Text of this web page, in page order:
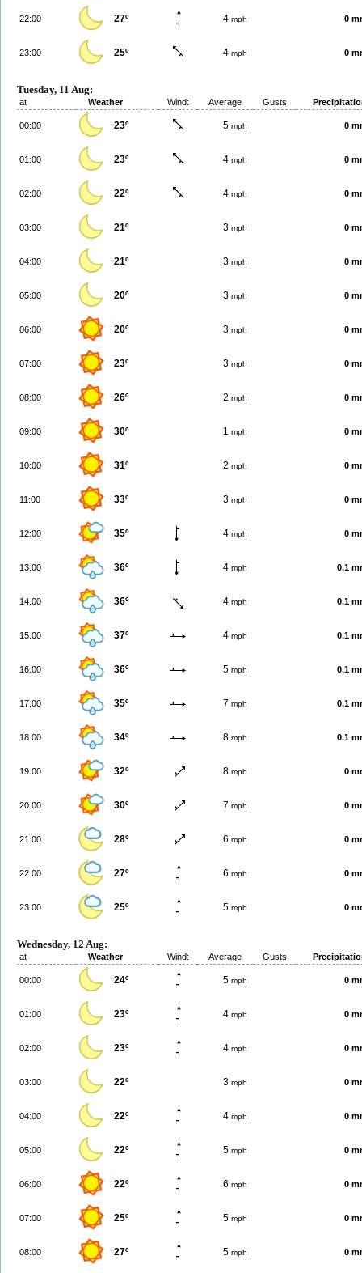
22:00 27º 4 mph 0
23:00 25º 4 mph 0
Tuesday, 11 Aug:
at Weather Wind: Average Gusts
00:00 23º 5 mph 0
01:00 23º 4 mph 0
02:00 22º 4 mph 0
03:00 21º 3 mph 0
04:00 21º 3 mph 0
05:00 20º 3 mph 0
06:00 20º 3 mph 0
07:00 23º 3 mph 0
08:00 26º 2 mph 0
09:00 30º 1 mph 0
10:00 31º 2 mph 0
11:00 33º 3 mph 0
12:00 35º 4 mph 0
13:00 36º 4 mph 0.1
14:00 36º 4 mph 0.1
15:00 37º 4 mph 0.1
16:00 36º 5 mph 0.1
17:00 35º 7 mph 0.1
18:00 34º 8 mph 0.1
19:00 32º 8 mph 0
20:00 30º 7 mph 0
21:00 28º 6 mph 0
22:00 27º 6 mph 0
23:00 25º 5 mph 0
Wednesday, 12 Aug:
at Weather Wind: Average Gusts
00:00 24º 5 mph 0
01:00 23º 4 mph 0
02:00 23º 4 mph 0
03:00 22º 3 mph 0
04:00 22º 4 mph 0
05:00 22º 5 mph 0
06:00 22º 6 mph 0
07:00 25º 5 mph 0
08:00 27º 5 mph 0